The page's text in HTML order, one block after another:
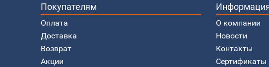
Покупателям
Оплата
Доставка
Возврат
Акции
О компании
Новости
Контакты
Сертификаты